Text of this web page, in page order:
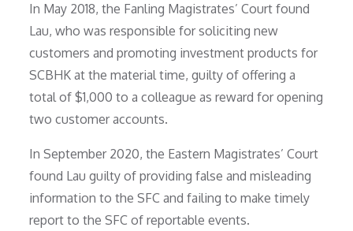
In May 2018, the Fanling Magistrates’ Court found
Lau, who was responsible for soliciting new
customers and promoting investment products for
SCBHK at the material time, guilty of offering a
total of $1,000 to a colleague as reward for opening
two customer accounts.
In September 2020, the Eastern Magistrates’ Court
found Lau guilty of providing false and misleading
information to the SFC and failing to make timely
report to the SFC of reportable events.